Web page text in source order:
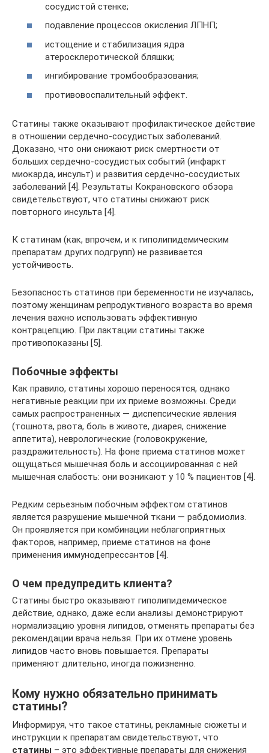
сосудистой стенке;
подавление процессов окисления ЛПНП;
истощение и стабилизация ядра
атеросклеротической бляшки;
ингибирование тромбообразования;
противовоспалительный эффект.
Статины также оказывают профилактическое действие
в отношении сердечно-сосудистых заболеваний.
Доказано, что они снижают риск смертности от
больших сердечно-сосудистых событий (инфаркт
миокарда, инсульт) и развития сердечно-сосудистых
заболеваний [4]. Результаты Кокрановского обзора
свидетельствуют, что статины снижают риск
повторного инсульта [4].
К статинам (как, впрочем, и к гиполипидемическим
препаратам других подгрупп) не развивается
устойчивость.
Безопасность статинов при беременности не изучалась,
поэтому женщинам репродуктивного возраста во время
лечения важно использовать эффективную
контрацепцию. При лактации статины также
противопоказаны [5].
Побочные эффекты
Как правило, статины хорошо переносятся, однако
негативные реакции при их приеме возможны. Среди
самых распространенных — диспепсические явления
(тошнота, рвота, боль в животе, диарея, снижение
аппетита), неврологические (головокружение,
раздражительность). На фоне приема статинов может
ощущаться мышечная боль и ассоциированная с ней
мышечная слабость: они возникают у 10 % пациентов [4].
Редким серьезным побочным эффектом статинов
является разрушение мышечной ткани — рабдомиолиз.
Он проявляется при комбинации неблагоприятных
факторов, например, приеме статинов на фоне
применения иммунодепрессантов [4].
О чем предупредить клиента?
Статины быстро оказывают гиполипидемическое
действие, однако, даже если анализы демонстрируют
нормализацию уровня липидов, отменять препараты без
рекомендации врача нельзя. При их отмене уровень
липидов часто вновь повышается. Препараты
применяют длительно, иногда пожизненно.
Кому нужно обязательно принимать
статины?
Информируя, что такое статины, рекламные сюжеты и
инструкции к препаратам свидетельствуют, что
статины – это эффективные препараты для снижения